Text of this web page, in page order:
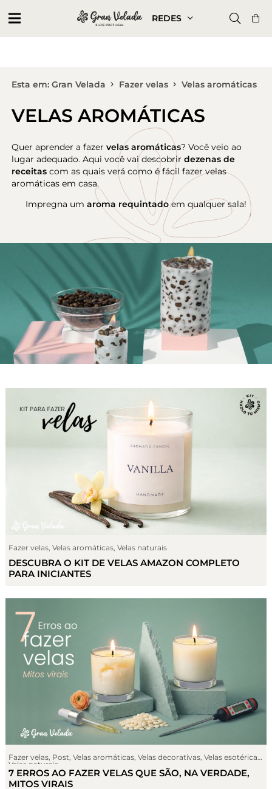
REDES
Esta em: Gran Velada Fazer velas Velas aromáticas
VELAS AROMÁTICAS
Quer aprender a fazer velas aromáticas? Você veio ao
lugar adequado. Aqui você vai descobrir dezenas de
receitas com as quais verá como é fácil fazer velas
aromáticas em casa.
Impregna um aroma requintadoem qualquer sala!
Fazer velas Velas aromáticas Velas naturais
DESCUBRA O KIT DE VELAS AMAZON COMPLETO
PARA INICIANTES
Fazer velas, Post, Velas aromáticas, Velas decorativas, Velas esotéricas,
Velas naturais
7 ERROS AO FAZER VELAS QUE SÃO, NA VERDADE,
MITOS VIRAIS